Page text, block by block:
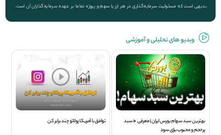
بدیهی است که مسئولیت سرمایه‌گذاری در هر ارز یا سهم و پروژه تماما بر عهده سرمایه‌گذاران آن است.
ویديو های تحلیلی و آموزشی
بهترین سبد سهام بورس ایران | معرفی ۱۰ سبد
پرحجم و محبوب برای سود
توافق با آمریکا پولاتو چند برابر کن